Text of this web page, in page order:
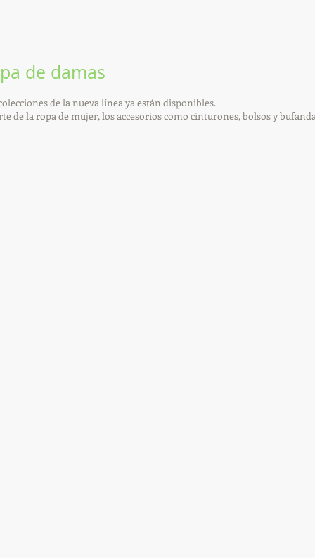
de damas
de la nueva línea ya están disponibles.
de la ropa de mujer, los accesorios como cinturones, bolsos y